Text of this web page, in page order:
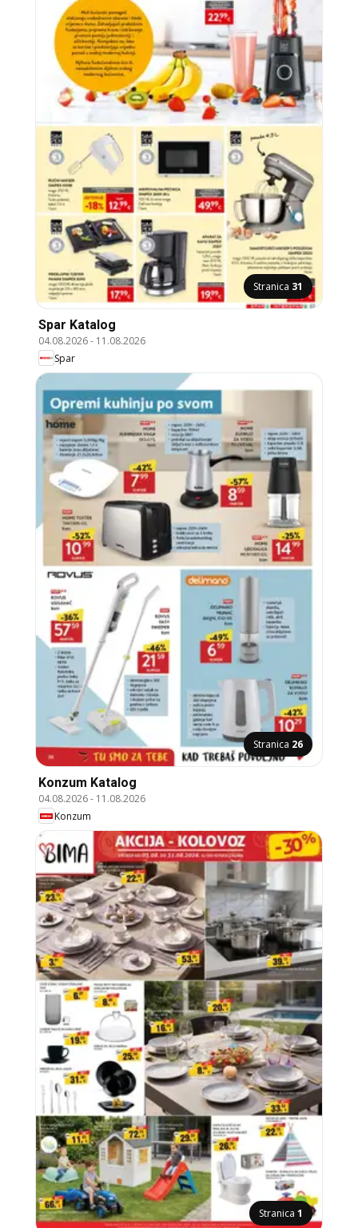
Stranica 31
Spar Katalog
04.08.2026- 11.08.2026
Spar
Stranica 26
Konzum Katalog
04.08.2026- 11.08.2026
Konzum
Stranica 1